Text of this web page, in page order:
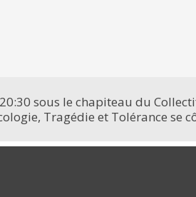
sous le chapiteau du
Tragédie et Tolérance se